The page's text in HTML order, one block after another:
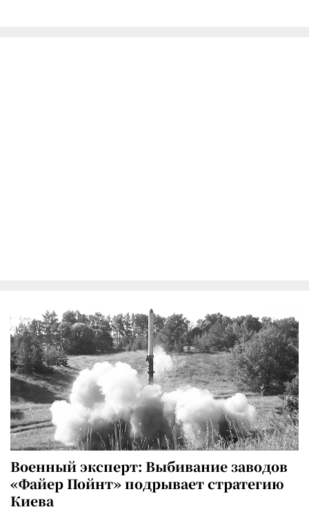
Военный эксперт: Выбивание заводов
«Файер Пойнт» подрывает стратегию
Киева